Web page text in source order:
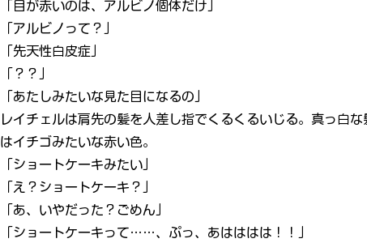
「目が赤いのは、アルビノ個体だけ」
「アルビノって？」
「先天性白皮症」
「？？」
「あたしみたいな見た目になるの」
レイチェルは肩先の髪を人差し指でくるくるいじる。真っ白
はイチゴみたいな赤い色。
「ショートケーキみたい」
「え？ショートケーキ？」
「あ、いやだった？ごめん」
「ショートケーキって……、ぷっ、あはははは！！」